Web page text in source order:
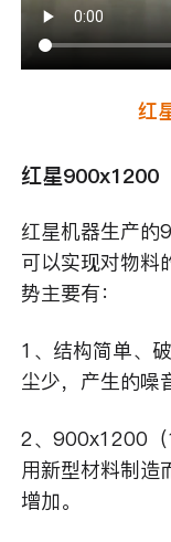
红
红星900x1200
红星机器生产
可以实现对物料
势主要有：
1、结构简单、
尘少，产生的噪
2、900x1200
用新型材料制造
增加。